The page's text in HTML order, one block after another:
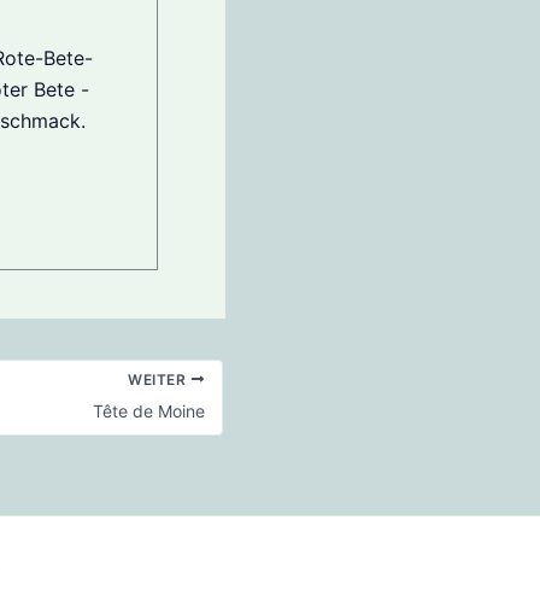
Bete-
Bete -
WEITER
Tête de Moine